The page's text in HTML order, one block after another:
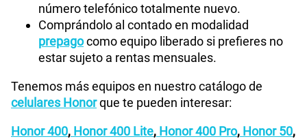
número telefónico totalmente nuevo.
Comprándolo al contado en modalidad
prepagocomo equipo liberado si prefieres no
estar sujeto a rentas mensuales.
Tenemos más equipos en nuestro catálogo de
celulares Honorque te pueden interesar:
Honor 400, Honor 400 Lite, Honor 400 Pro, Honor 50,